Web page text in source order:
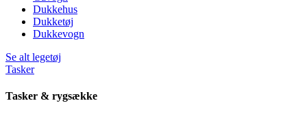
Dukkehus
Dukketøj
Dukkevogn
Se alt legetøj
Tasker
Tasker & rygsække